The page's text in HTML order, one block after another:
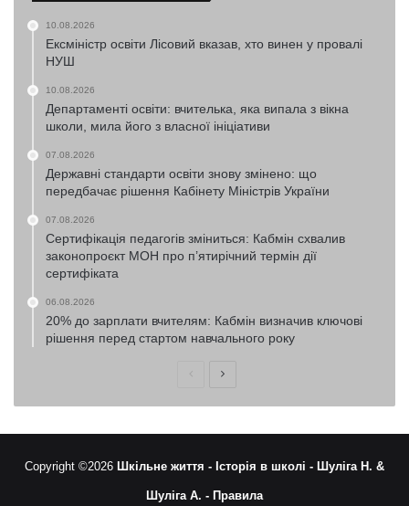
10.08.2026
Ексміністр освіти Лісовий вказав, хто винен у провалі
НУШ
10.08.2026
Департаменті освіти: вчителька, яка випала з вікна
школи, мила його з власної ініціативи
07.08.2026
Державні стандарти освіти знову змінено: що
передбачає рішення Кабінету Міністрів України
07.08.2026
Сертифікація педагогів зміниться: Кабмін схвалив
законопроєкт МОН про п’ятирічний термін дії
сертифіката
06.08.2026
20% до зарплати вчителям: Кабмін визначив ключові
рішення перед стартом навчального року
ПопередняНаступна
Copyright ©2026 Шкільне життя - Історія в школі - Шуліга Н. &
Шуліга А. - Правила